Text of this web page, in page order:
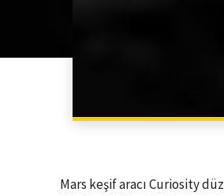
Mars keşif aracı Curiosity